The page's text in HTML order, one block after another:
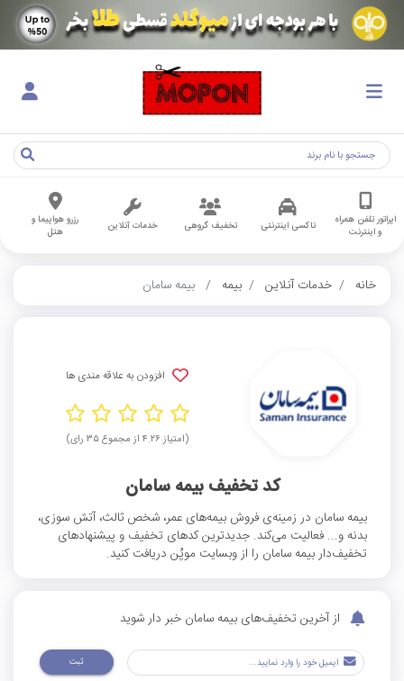
اپراتور تلفن همراه
و اینترنت
تاکسی اینترنتی تخفیف گروهی خدمات آنلاین
رزرو هواپیما و
هتل
خانه خدمات آنلاین بیمه بیمه سامان
افزودن به علاقه مندی ها
(امتیاز ۴.۲۶ از مجموع ۳۵ رای)
کد تخفیف بیمه سامان
بیمه سامان در زمینه‌ی فروش بیمه‌های عمر، شخص ثالث، آتش سوزی،
بدنه و... فعالیت می‌کند. جدیدترین کدهای تخفیف و پیشنهادهای
تخفیف‌دار بیمه سامان را از وبسایت موپُن دریافت کنید.
از آخرین تخفیف‌های بیمه سامان خبر دار شوید
ثبت